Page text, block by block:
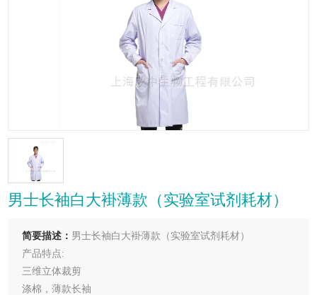
男士长袖白大褂薄款（实验室试剂耗材）
简要描述： 男士长袖白大褂薄款（实验室试剂耗材）
产品特点:
三维立体裁剪
涤棉，薄款长袖